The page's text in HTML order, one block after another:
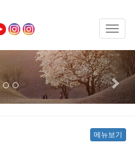
메뉴보기